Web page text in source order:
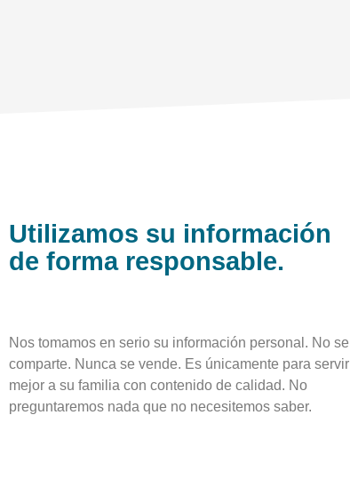
Utilizamos su información
de forma responsable.
Nos tomamos en serio su información personal. No se
comparte. Nunca se vende. Es únicamente para servir
mejor a su familia con contenido de calidad. No
preguntaremos nada que no necesitemos saber.